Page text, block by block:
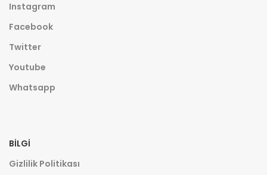
Instagram
Facebook
Twitter
Youtube
Whatsapp
BILGI
Gizlilik Politikası